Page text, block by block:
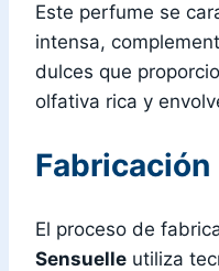
Este perfume se
intensa,
dulces que
olfativa rica y
Fabricación
El proceso de
Sensuelle utiliza